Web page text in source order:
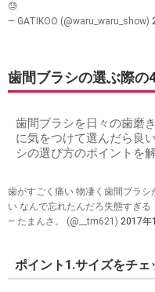
😓
— GATIKOO (@waru_waru_show)
歯間ブラシの選ぶ際の
歯間ブラシを日々の歯磨
に気をつけて選んだら良
シの選び方のポイントを
歯がすごく痛い 物凄く歯間ブラ
い なんで忘れたんだろ失態すぎる
— たまんさ。 (@__tm621) 2017年
ポイント1.サイズをチェ